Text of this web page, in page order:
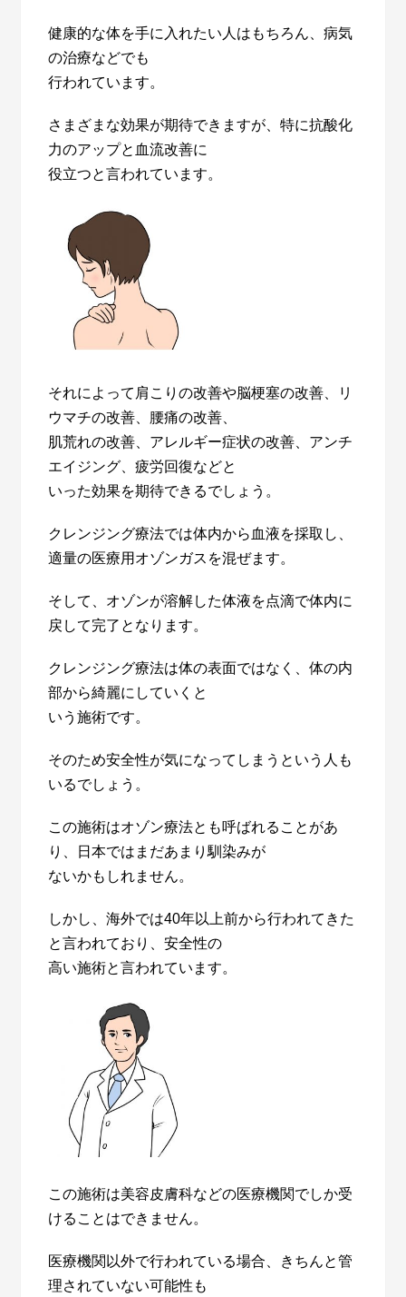
健康的な体を手に入れたい人はもちろん、病気
の治療などでも
行われています。
さまざまな効果が期待できますが、特に抗酸化
力のアップと血流改善に
役立つと言われています。
それによって肩こりの改善や脳梗塞の改善、リ
ウマチの改善、腰痛の改善、
肌荒れの改善、アレルギー症状の改善、アンチ
エイジング、疲労回復などと
いった効果を期待できるでしょう。
クレンジング療法では体内から血液を採取し、
適量の医療用オゾンガスを混ぜます。
そして、オゾンが溶解した体液を点滴で体内に
戻して完了となります。
クレンジング療法は体の表面ではなく、体の内
部から綺麗にしていくと
いう施術です。
そのため安全性が気になってしまうという人も
いるでしょう。
この施術はオゾン療法とも呼ばれることがあ
り、日本ではまだあまり馴染みが
ないかもしれません。
しかし、海外では40年以上前から行われてきた
と言われており、安全性の
高い施術と言われています。
この施術は美容皮膚科などの医療機関でしか受
けることはできません。
医療機関以外で行われている場合、きちんと管
理されていない可能性も